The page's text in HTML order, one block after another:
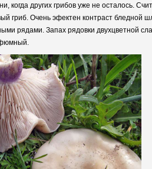
когда других грибов уже не осталось.
гриб. Очень эфектен контраст бледной
рядами. Запах рядовки двухцветной